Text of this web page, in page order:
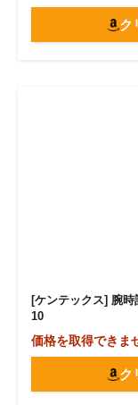
ク
[ケンテックス] 腕
10
価格を取得できま
ク